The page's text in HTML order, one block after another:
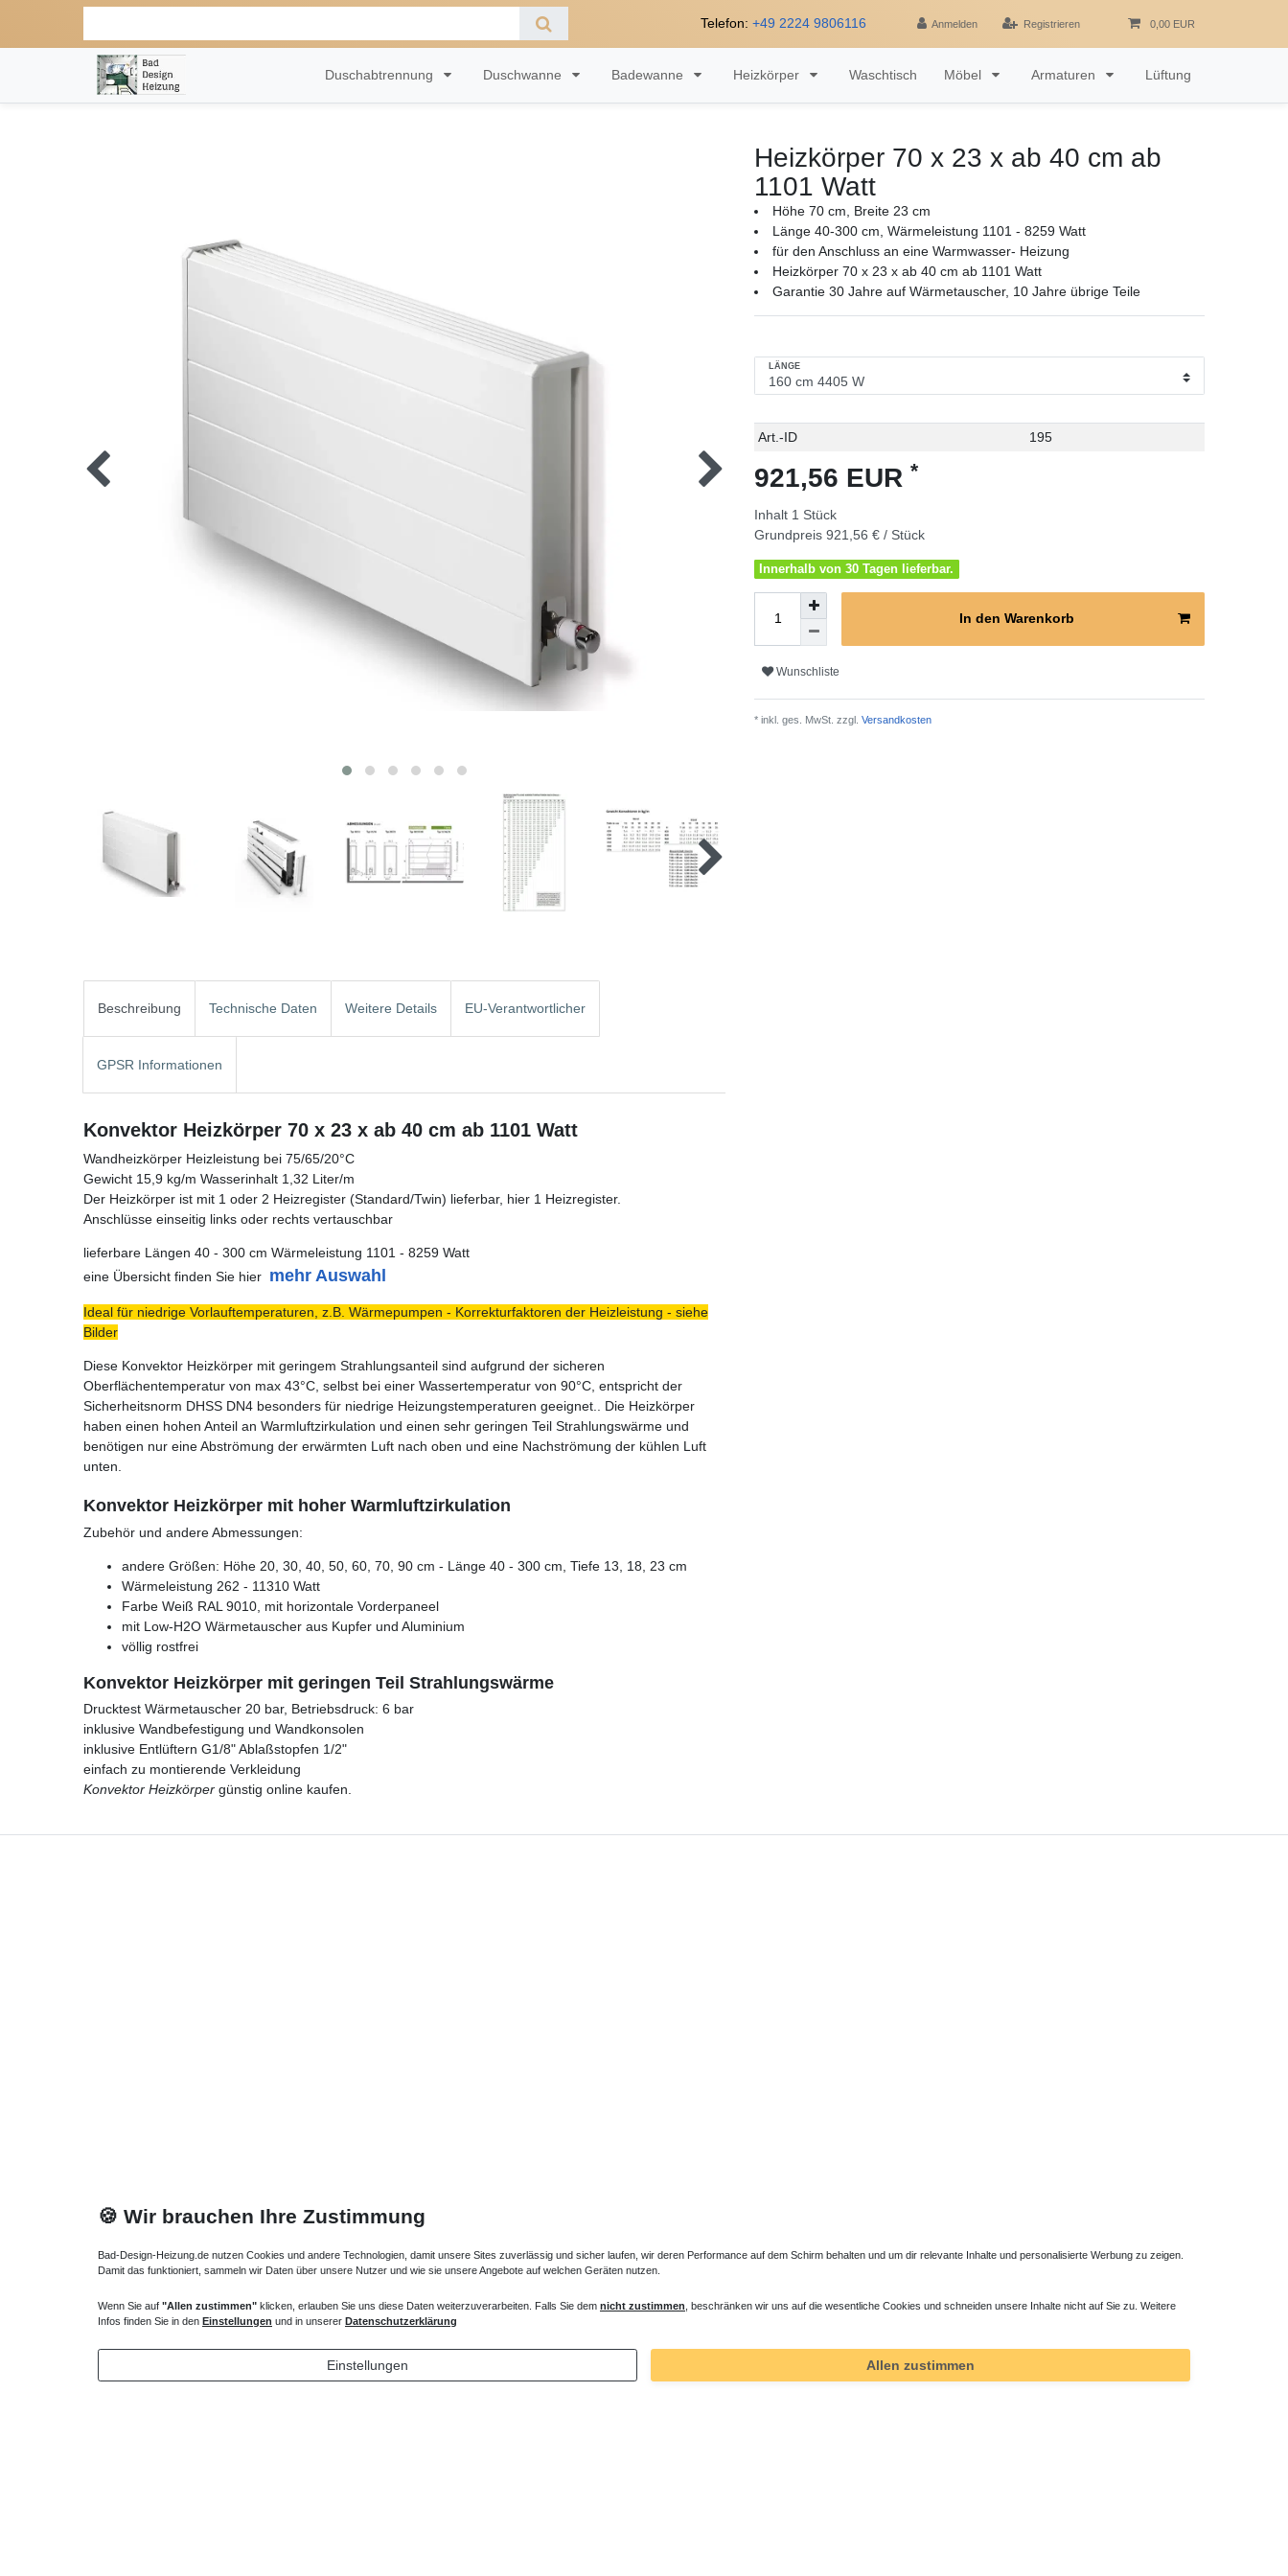
Telefon: +49 2224 9806116 Anmelden Registrieren 0,00 EUR
Duschabtrennung Duschwanne Badewanne Heizkörper Waschtisch Möbel Armaturen Lüftung
Heizkörper 70 x 23 x ab 40 cm ab
1101 Watt
Höhe 70 cm, Breite 23 cm
Länge 40-300 cm, Wärmeleistung 1101 - 8259 Watt
für den Anschluss an eine Warmwasser- Heizung
Heizkörper 70 x 23 x ab 40 cm ab 1101 Watt
Garantie 30 Jahre auf Wärmetauscher, 10 Jahre übrige Teile
LÄNGE
Technisches
Wert
Art.-ID 195
921,56 EUR *
Inhalt 1 Stück
Grundpreis 921,56 € / Stück
Innerhalb von 30 Tagen lieferbar.
In den Warenkorb
Wunschliste
* inkl. ges. MwSt. zzgl. Versandkosten
Beschreibung Technische Daten Weitere Details EU-Verantwortlicher
GPSR Informationen
Konvektor Heizkörper 70 x 23 x ab 40 cm ab 1101 Watt
Wandheizkörper Heizleistung bei 75/65/20°C
Gewicht 15,9 kg/m Wasserinhalt 1,32 Liter/m
Der Heizkörper ist mit 1 oder 2 Heizregister (Standard/Twin) lieferbar, hier 1 Heizregister.
Anschlüsse einseitig links oder rechts vertauschbar
lieferbare Längen 40 - 300 cm Wärmeleistung 1101 - 8259 Watt
eine Übersicht finden Sie hier mehr Auswahl
Ideal für niedrige Vorlauftemperaturen, z.B. Wärmepumpen - Korrekturfaktoren der Heizleistung - siehe
Bilder
Diese Konvektor Heizkörper mit geringem Strahlungsanteil sind aufgrund der sicheren
Oberflächentemperatur von max 43°C, selbst bei einer Wassertemperatur von 90°C, entspricht der
Sicherheitsnorm DHSS DN4 besonders für niedrige Heizungstemperaturen geeignet.. Die Heizkörper
haben einen hohen Anteil an Warmluftzirkulation und einen sehr geringen Teil Strahlungswärme und
benötigen nur eine Abströmung der erwärmten Luft nach oben und eine Nachströmung der kühlen Luft
unten.
Konvektor Heizkörper mit hoher Warmluftzirkulation
Zubehör und andere Abmessungen:
andere Größen: Höhe 20, 30, 40, 50, 60, 70, 90 cm - Länge 40 - 300 cm, Tiefe 13, 18, 23 cm
Wärmeleistung 262 - 11310 Watt
Farbe Weiß RAL 9010, mit horizontale Vorderpaneel
mit Low-H2O Wärmetauscher aus Kupfer und Aluminium
völlig rostfrei
Konvektor Heizkörper mit geringen Teil Strahlungswärme
Drucktest Wärmetauscher 20 bar, Betriebsdruck: 6 bar
inklusive Wandbefestigung und Wandkonsolen
inklusive Entlüftern G1/8" Ablaßstopfen 1/2"
einfach zu montierende Verkleidung
Konvektor Heizkörper günstig online kaufen.
Heizkörper Ventil
135,00 € *
Verlängerter Entlüfter für Heizkörper
43,00 € *
*inkl. ges. MwSt.
Verlängertes Ventil für Heizkörper Konvektor
72,32 € *
🍪 Wir brauchen Ihre Zustimmung
Bad-Design-Heizung.de nutzen Cookies und andere Technologien, damit unsere Sites zuverlässig und sicher laufen, wir deren Performance auf dem Schirm behalten und um dir relevante Inhalte und personalisierte Werbung zu zeigen.
Damit das funktioniert, sammeln wir Daten über unsere Nutzer und wie sie unsere Angebote auf welchen Geräten nutzen.
Wenn Sie auf "Allen zustimmen" klicken, erlauben Sie uns diese Daten weiterzuverarbeiten. Falls Sie dem nicht zustimmen , beschränken wir uns auf die wesentliche Cookies und schneiden unsere Inhalte nicht auf Sie zu. Weitere
Infos finden Sie in den Einstellungen und in unserer Datenschutzerklärung
Einstellungen Allen zustimmen